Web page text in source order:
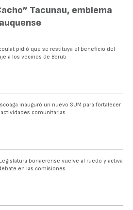
Tacunau, emblema
pidió que se restituya el beneficio del
a los vecinos de Beruti
inauguró un nuevo SUM para fortalecer
actividades comunitarias
bonaerense vuelve al ruedo y activa
en las comisiones